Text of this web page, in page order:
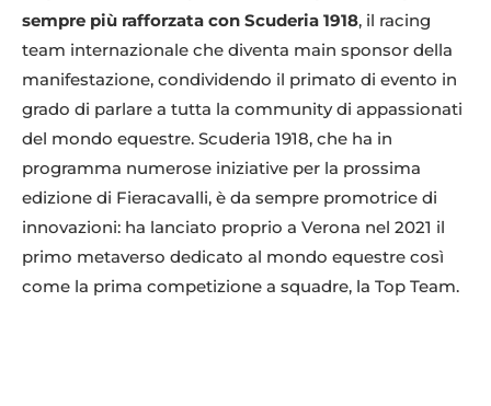
sempre più rafforzata con Scuderia 1918, il racing
team internazionale che diventa main sponsor della
manifestazione, condividendo il primato di evento in
grado di parlare a tutta la community di appassionati
del mondo equestre. Scuderia 1918, che ha in
programma numerose iniziative per la prossima
edizione di Fieracavalli, è da sempre promotrice di
innovazioni: ha lanciato proprio a Verona nel 2021 il
primo metaverso dedicato al mondo equestre così
come la prima competizione a squadre, la Top Team.